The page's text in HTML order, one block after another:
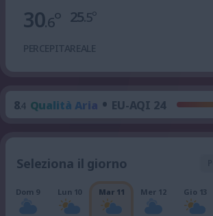
30.6°
PERCEPITA
25.5°
REALE
8.4 Qualità Aria • EU-AQI 24
Seleziona il giorno
Dom 9 Lun 10 Mar 11 Mer 12 Gio 13